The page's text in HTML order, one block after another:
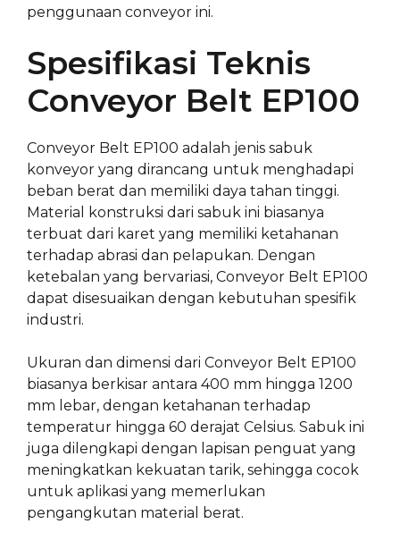
penggunaan conveyor ini.
Spesifikasi Teknis
Conveyor Belt EP100
Conveyor Belt EP100 adalah jenis sabuk
konveyor yang dirancang untuk menghadapi
beban berat dan memiliki daya tahan tinggi.
Material konstruksi dari sabuk ini biasanya
terbuat dari karet yang memiliki ketahanan
terhadap abrasi dan pelapukan. Dengan
ketebalan yang bervariasi, Conveyor Belt EP100
dapat disesuaikan dengan kebutuhan spesifik
industri.
Ukuran dan dimensi dari Conveyor Belt EP100
biasanya berkisar antara 400 mm hingga 1200
mm lebar, dengan ketahanan terhadap
temperatur hingga 60 derajat Celsius. Sabuk ini
juga dilengkapi dengan lapisan penguat yang
meningkatkan kekuatan tarik, sehingga cocok
untuk aplikasi yang memerlukan
pengangkutan material berat.